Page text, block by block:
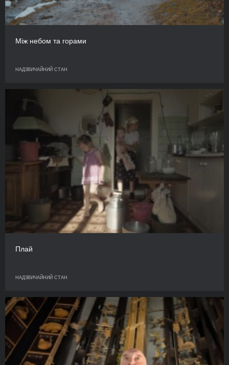
Між небом та горами
НАДЗВИЧАЙНИЙ СТАН
Плай
НАДЗВИЧАЙНИЙ СТАН